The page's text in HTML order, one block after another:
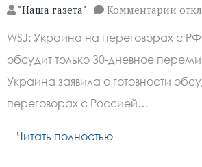
"Наша газета" Комментарии к
о
WSJ: Украина на переговорах с
обсудит только 30-дневное
Украина заявила о готовности
переговорах с Россией…
Читать полностью